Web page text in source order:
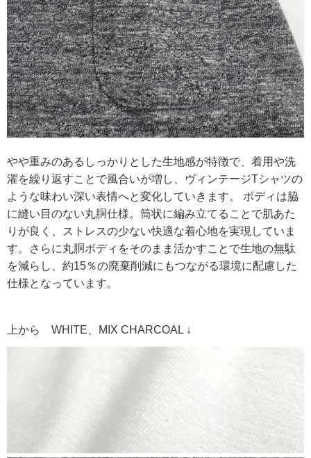
やや重みのあるしっかりとした生地感が特徴で、着用や洗
濯を繰り返すことで風合いが増し、ヴィンテージTシャツの
ような味わい深い表情へと変化していきます。 ボディは脇
に縫い目のない丸胴仕様。筒状に編み立てることで肌あた
りが良く、ストレスの少ない快適な着心地を実現していま
す。さらに丸胴ボディをそのまま活かすことで生地の無駄
を減らし、約15％の廃棄削減にもつながる環境に配慮した
仕様となっています。
上から WHITE、MIX CHARCOAL ↓